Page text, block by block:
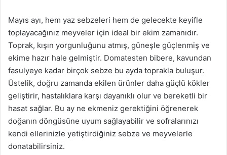
Mayıs ayı, hem yaz sebzeleri hem de gelecekte keyifle
toplayacağınız meyveler için ideal bir ekim zamanıdır.
Toprak, kışın yorgunluğunu atmış, güneşle güçlenmiş ve
ekime hazır hale gelmiştir. Domatesten bibere, kavundan
fasulyeye kadar birçok sebze bu ayda toprakla buluşur.
Üstelik, doğru zamanda ekilen ürünler daha güçlü kökler
geliştirir, hastalıklara karşı dayanıklı olur ve bereketli bir
hasat sağlar. Bu ay ne ekmeniz gerektiğini öğrenerek
doğanın döngüsüne uyum sağlayabilir ve sofralarınızı
kendi ellerinizle yetiştirdiğiniz sebze ve meyvelerle
donatabilirsiniz.